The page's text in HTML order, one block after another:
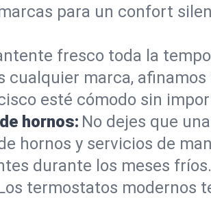
para un confort
fresco toda la
cualquier marca,
esté cómodo sin
hornos: No dejes que
hornos y servicios de
durante los meses fríos.
termostatos modernos